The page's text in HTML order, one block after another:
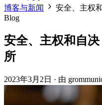
博客与新闻
安全、主权
Blog
安全、主权和自
所
2023年3月2日 · 由